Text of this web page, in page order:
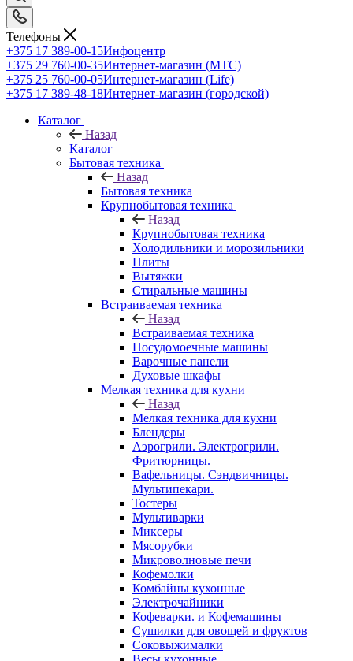
Телефоны
+375 17 389-00-15Инфоцентр
+375 29 760-00-35Интернет-магазин (МТС)
+375 25 760-00-05Интернет-магазин (Life)
+375 17 389-48-18Интернет-магазин (городской)
Каталог
Назад
Каталог
Бытовая техника
Назад
Бытовая техника
Крупнобытовая техника
Назад
Крупнобытовая техника
Холодильники и морозильники
Плиты
Вытяжки
Стиральные машины
Встраиваемая техника
Назад
Встраиваемая техника
Посудомоечные машины
Варочные панели
Духовые шкафы
Мелкая техника для кухни
Назад
Мелкая техника для кухни
Блендеры
Аэрогрили. Электрогрили.
Фритюрницы.
Вафельницы. Сэндвичницы.
Мультипекари.
Тостеры
Мультиварки
Миксеры
Мясорубки
Микроволновые печи
Кофемолки
Комбайны кухонные
Электрочайники
Кофеварки. и Кофемашины
Сушилки для овощей и фруктов
Соковыжималки